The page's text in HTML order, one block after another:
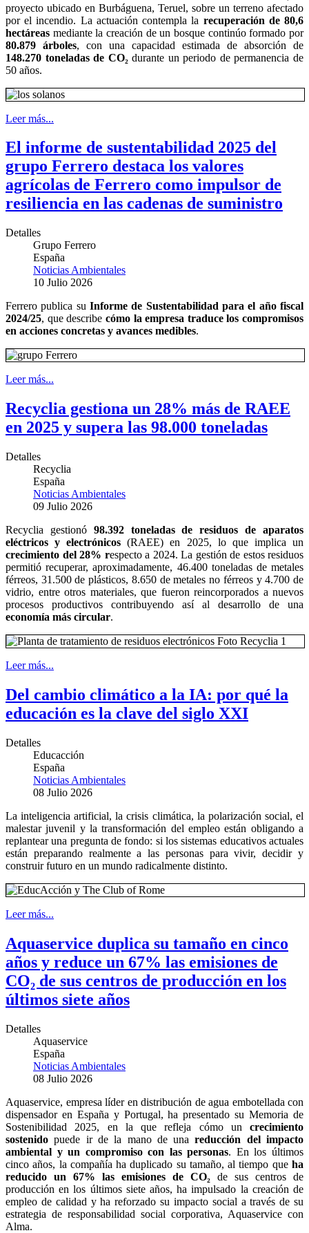
proyecto ubicado en Burbáguena, Teruel, sobre un terreno afectado
por el incendio. La actuación contempla la recuperación de 80,6
hectáreas mediante la creación de un bosque continúo formado por
80.879 árboles, con una capacidad estimada de absorción de
148.270 toneladas de CO₂durante un periodo de permanencia de
50 años.
Leer más...
El informe de sustentabilidad 2025 del
grupo Ferrero destaca los valores
agrícolas de Ferrero como impulsor de
resiliencia en las cadenas de suministro
Detalles
Grupo Ferrero
España
Noticias Ambientales
10 Julio 2026
Ferrero publica su Informe de Sustentabilidad para el año fiscal
2024/25, que describe cómo la empresa traduce los compromisos
en acciones concretas y avances medibles.
Leer más...
Recyclia gestiona un 28% más de RAEE
en 2025 y supera las 98.000 toneladas
Detalles
Recyclia
España
Noticias Ambientales
09 Julio 2026
Recyclia gestionó 98.392 toneladas de residuos de aparatos
eléctricos y electrónicos (RAEE) en 2025, lo que implica un
crecimiento del 28% respecto a 2024. La gestión de estos residuos
permitió recuperar, aproximadamente, 46.400 toneladas de metales
férreos, 31.500 de plásticos, 8.650 de metales no férreos y 4.700 de
vidrio, entre otros materiales, que fueron reincorporados a nuevos
procesos productivos contribuyendo así al desarrollo de una
economía más circular.
Leer más...
Del cambio climático a la IA: por qué la
educación es la clave del siglo XXI
Detalles
Educacción
España
Noticias Ambientales
08 Julio 2026
La inteligencia artificial, la crisis climática, la polarización social, el
malestar juvenil y la transformación del empleo están obligando a
replantear una pregunta de fondo: si los sistemas educativos actuales
están preparando realmente a las personas para vivir, decidir y
construir futuro en un mundo radicalmente distinto.
Leer más...
Aquaservice duplica su tamaño en cinco
años y reduce un 67% las emisiones de
CO₂ de sus centros de producción en los
últimos siete años
Detalles
Aquaservice
España
Noticias Ambientales
08 Julio 2026
Aquaservice, empresa líder en distribución de agua embotellada con
dispensador en España y Portugal, ha presentado su Memoria de
Sostenibilidad 2025, en la que refleja cómo un crecimiento
sostenido puede ir de la mano de unareducción del impacto
ambiental y un compromiso con las personas. En los últimos
cinco años, la compañía ha duplicado su tamaño, al tiempo que ha
reducido un 67% las emisiones de CO₂ de sus centros de
producción en los últimos siete años, ha impulsado la creación de
empleo de calidad y ha reforzado su impacto social a través de su
estrategia de responsabilidad social corporativa, Aquaservice con
Alma.